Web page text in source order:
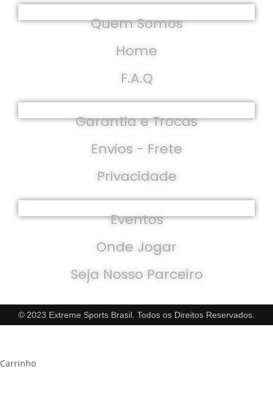
Institucional
Quem Somos
Home
F.A.Q
Políticas
Garantia e Trocas
Envios - Frete
Privacidade
Parceiros
Eventos
Onde Jogar
Seja Nosso Parceiro
© 2023 Extreme Sports Brasil. Todos os Direitos Reservados.
Carrinho